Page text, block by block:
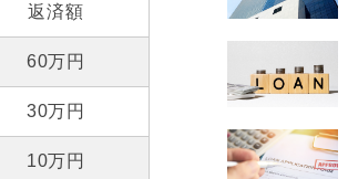
返済額
60万円
30万円
10万円